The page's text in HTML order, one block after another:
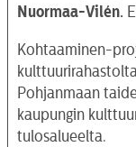
Nuormaa-Vilén.
Kohtaaminen-
Pohjanmaan
kaupungin
tulosalueelta.